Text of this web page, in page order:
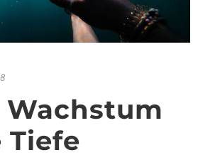
Wachstum
Tiefe